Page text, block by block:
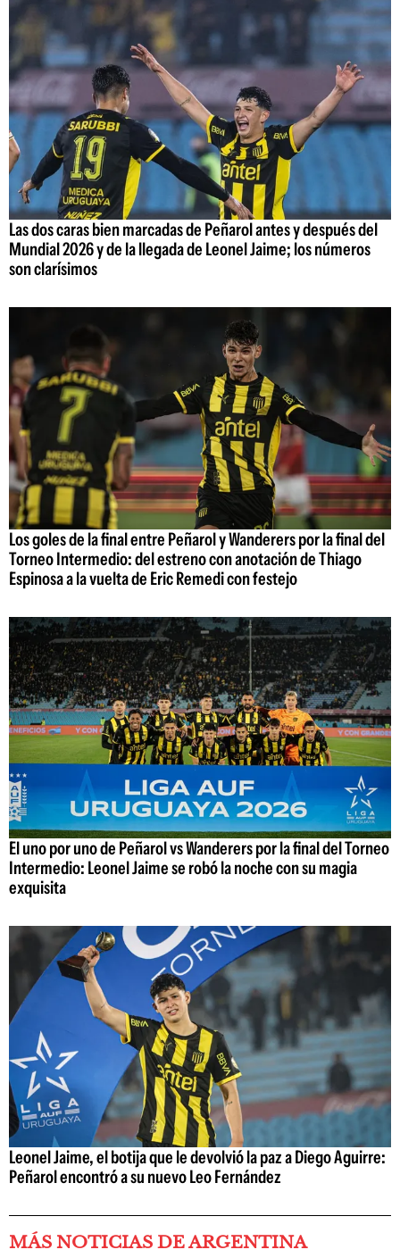
Las dos caras bien marcadas de Peñarol antes y después del
Mundial 2026 y de la llegada de Leonel Jaime; los números
son clarísimos
Los goles de la final entre Peñarol y Wanderers por la final del
Torneo Intermedio: del estreno con anotación de Thiago
Espinosa a la vuelta de Eric Remedi con festejo
El uno por uno de Peñarol vs Wanderers por la final del Torneo
Intermedio: Leonel Jaime se robó la noche con su magia
exquisita
Leonel Jaime, el botija que le devolvió la paz a Diego Aguirre:
Peñarol encontró a su nuevo Leo Fernández
MÁS NOTICIAS DE ARGENTINA